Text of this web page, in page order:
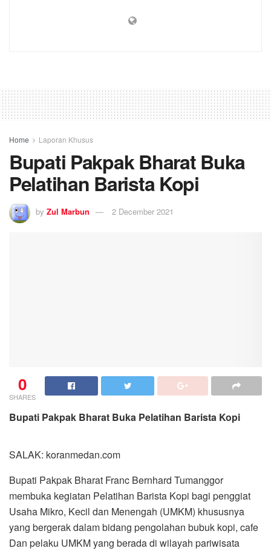
Home Laporan Khusus
Bupati Pakpak Bharat Buka
Pelatihan Barista Kopi
by Zul Marbun 2 December 2021
0
SHARES
Bupati Pakpak Bharat Buka Pelatihan Barista Kopi
SALAK: koranmedan.com
Bupati Pakpak Bharat Franc Bernhard Tumanggor
membuka kegiatan Pelatihan Barista Kopi bagi penggiat
Usaha Mikro, Kecil dan Menengah (UMKM) khususnya
yang bergerak dalam bidang pengolahan bubuk kopi, cafe
Dan pelaku UMKM yang berada di wilayah pariwisata